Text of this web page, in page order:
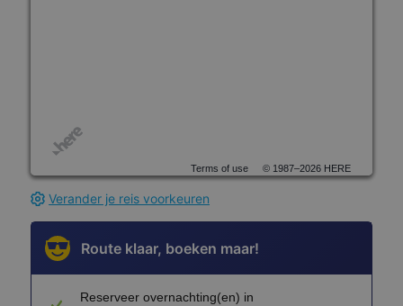
Terms of use © 1987–2026 HERE
Verander je reis voorkeuren
Route klaar, boeken maar!
Reserveer overnachting(en) in